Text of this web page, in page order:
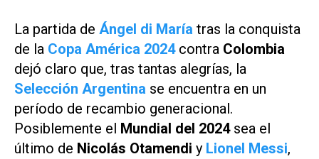
La partida de Ángel di María tras la conquista
de la Copa América 2024contra Colombia
dejó claro que, tras tantas alegrías, la
Selección Argentina se encuentra en un
período de recambio generacional.
Posiblemente el Mundial del 2024sea el
último de Nicolás Otamendi y Lionel Messi,